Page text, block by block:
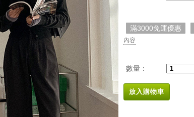
滿3000免運優惠
內容
數量：
放入購物車